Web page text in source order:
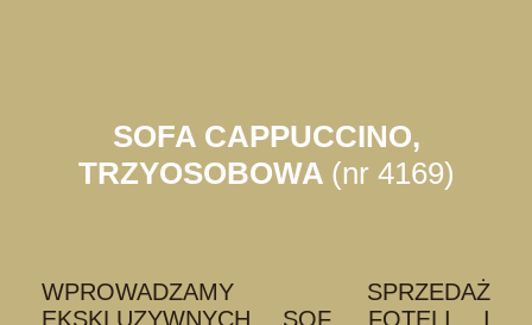
SOFA CAPPUCCINO,
TRZYOSOBOWA (nr 4169)
WPROWADZAMY SPRZEDAŻ
EKSKLUZYWNYCH SOF, FOTELI I